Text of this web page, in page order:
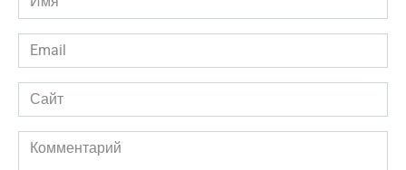
*
Email
*
Сайт
Комментарий